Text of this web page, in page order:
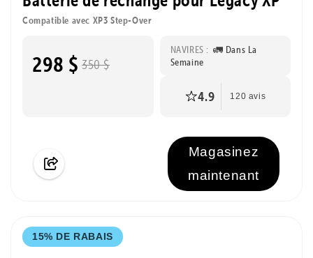
Compatible avec XP3 Step-Over
298 $ 350 $
NAVIRES : 🚛 Dans La
Semaine
4.9 120 avis
Magasinez
maintenant
15% DE RABAIS